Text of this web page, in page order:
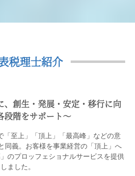
税理士紹介
、創生・発展・安定・移行に向
段階をサポート〜
「至上」「頂上」「最高峰」などの意
同義。お客様を事業経営の「頂上」へ
のプロッフェショナルサービスを提供
ました。